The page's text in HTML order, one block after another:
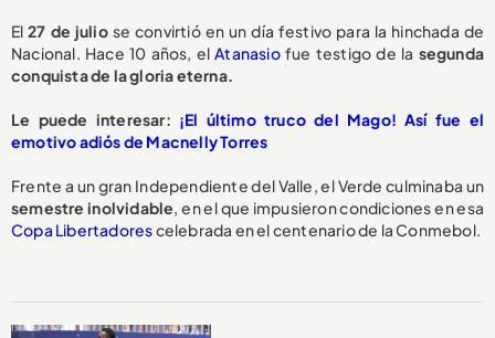
El27 de juliose convirtió en un día festivo para la hinchada de
Nacional. Hace 10 años, elAtanasiofue testigo de la segunda
conquista de la gloria eterna.
Le puede interesar: ¡El último truco del Mago! Así fue el
emotivo adiós de Macnelly Torres
Frente a un gran Independiente del Valle, el Verde culminaba un
semestre inolvidable, en el que impusieron condiciones en esa
Copa Libertadorescelebrada en el centenario de la Conmebol.